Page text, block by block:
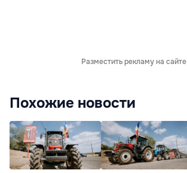
Разместить рекламу на сайте
Похожие новости